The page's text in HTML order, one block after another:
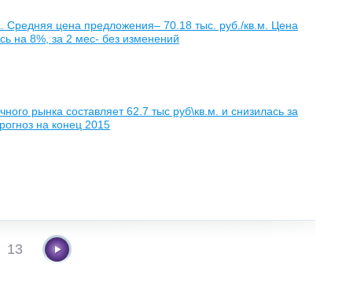
Средняя цена предложения– 70.18 тыс. руб./кв.м. Цена
на 8%, за 2 мес- без изменений
рынка составляет 62.7 тыс руб\кв.м. и снизилась за
на конец 2015
13